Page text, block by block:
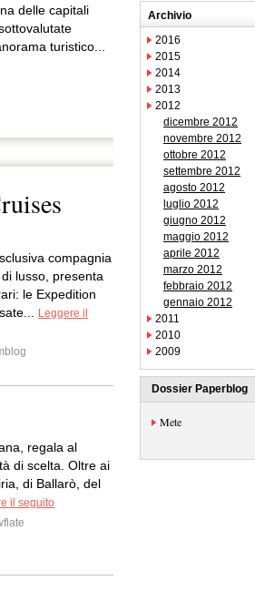
delle capitali
turistico...
compagnia
lusso, presenta
le Expedition
Leggere il
regala al
di scelta. Oltre ai
di Ballarò, del
il seguito
Archivio
2016
2015
2014
2013
2012
dicembre 2012
novembre 2012
ottobre 2012
settembre 2012
agosto 2012
luglio 2012
giugno 2012
maggio 2012
aprile 2012
marzo 2012
febbraio 2012
gennaio 2012
2011
2010
2009
Dossier Paperblog
Mete